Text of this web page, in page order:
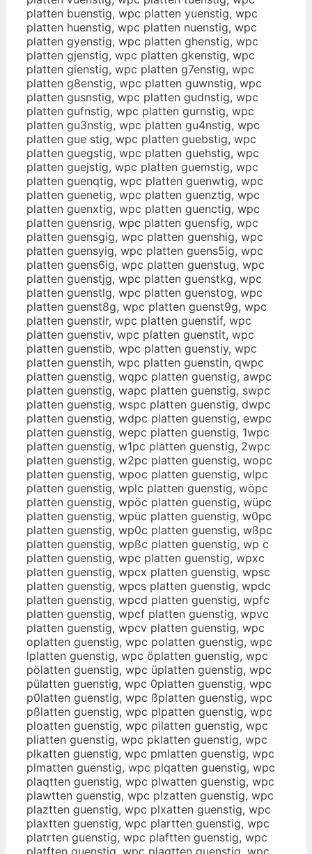
platten buenstig, wpc platten yuenstig, wpc
platten huenstig, wpc platten nuenstig, wpc
platten gyenstig, wpc platten ghenstig, wpc
platten gjenstig, wpc platten gkenstig, wpc
platten gienstig, wpc platten g7enstig, wpc
platten g8enstig, wpc platten guwnstig, wpc
platten gusnstig, wpc platten gudnstig, wpc
platten gufnstig, wpc platten gurnstig, wpc
platten gu3nstig, wpc platten gu4nstig, wpc
platten gue stig, wpc platten guebstig, wpc
platten guegstig, wpc platten guehstig, wpc
platten guejstig, wpc platten guemstig, wpc
platten guenqtig, wpc platten guenwtig, wpc
platten guenetig, wpc platten guenztig, wpc
platten guenxtig, wpc platten guenctig, wpc
platten guensrig, wpc platten guensfig, wpc
platten guensgig, wpc platten guenshig, wpc
platten guensyig, wpc platten guens5ig, wpc
platten guens6ig, wpc platten guenstug, wpc
platten guenstjg, wpc platten guenstkg, wpc
platten guenstlg, wpc platten guenstog, wpc
platten guenst8g, wpc platten guenst9g, wpc
platten guenstir, wpc platten guenstif, wpc
platten guenstiv, wpc platten guenstit, wpc
platten guenstib, wpc platten guenstiy, wpc
platten guenstih, wpc platten guenstin, qwpc
platten guenstig, wqpc platten guenstig, awpc
platten guenstig, wapc platten guenstig, swpc
platten guenstig, wspc platten guenstig, dwpc
platten guenstig, wdpc platten guenstig, ewpc
platten guenstig, wepc platten guenstig, 1wpc
platten guenstig, w1pc platten guenstig, 2wpc
platten guenstig, w2pc platten guenstig, wopc
platten guenstig, wpoc platten guenstig, wlpc
platten guenstig, wplc platten guenstig, wöpc
platten guenstig, wpöc platten guenstig, wüpc
platten guenstig, wpüc platten guenstig, w0pc
platten guenstig, wp0c platten guenstig, wßpc
platten guenstig, wpßc platten guenstig, wp c
platten guenstig, wpc platten guenstig, wpxc
platten guenstig, wpcx platten guenstig, wpsc
platten guenstig, wpcs platten guenstig, wpdc
platten guenstig, wpcd platten guenstig, wpfc
platten guenstig, wpcf platten guenstig, wpvc
platten guenstig, wpcv platten guenstig, wpc
oplatten guenstig, wpc polatten guenstig, wpc
lplatten guenstig, wpc öplatten guenstig, wpc
pölatten guenstig, wpc üplatten guenstig, wpc
pülatten guenstig, wpc 0platten guenstig, wpc
p0latten guenstig, wpc ßplatten guenstig, wpc
pßlatten guenstig, wpc plpatten guenstig, wpc
ploatten guenstig, wpc pilatten guenstig, wpc
pliatten guenstig, wpc pklatten guenstig, wpc
plkatten guenstig, wpc pmlatten guenstig, wpc
plmatten guenstig, wpc plqatten guenstig, wpc
plaqtten guenstig, wpc plwatten guenstig, wpc
plawtten guenstig, wpc plzatten guenstig, wpc
plaztten guenstig, wpc plxatten guenstig, wpc
plaxtten guenstig, wpc plartten guenstig, wpc
platrten guenstig, wpc plaftten guenstig, wpc
platften guenstig, wpc plagtten guenstig, wpc